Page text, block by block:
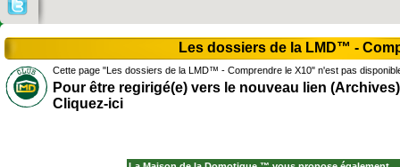
Les dossiers de la LMD™ -
Cette page "Les dossiers de la LMD™ - Comprendre le X10" n'est pas
Pour être regirigé(e) vers le nouveau lien
Cliquez-ici